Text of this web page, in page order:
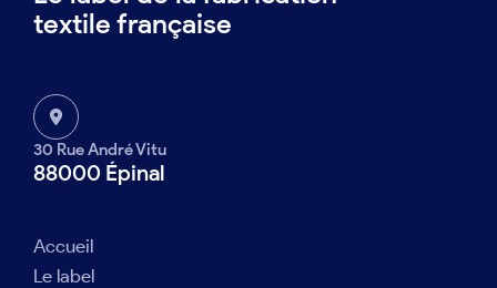
textile française
30 Rue André Vitu
88000 Épinal
Accueil
Le label